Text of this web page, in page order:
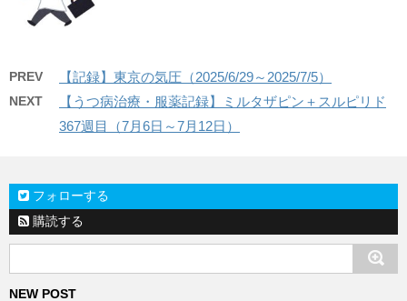
PREV 【記録】東京の気圧（2025/6/29～2025/7/5）
NEXT
【うつ病治療・服薬記録】ミルタザピン＋スルピリド
367週目（7月6日～7月12日）
フォローする
購読する
NEW POST